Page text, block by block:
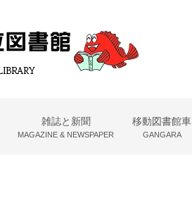
雑誌と新聞
MAGAZINE & NEWSPAPER
移動図書館車
GANGARA